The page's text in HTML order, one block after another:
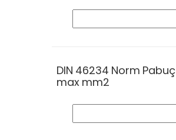
DIN 46234 Norm Pabuç
max mm2